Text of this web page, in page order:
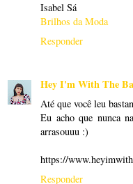
Isabel Sá
Brilhos da Moda
Responder
Hey I'm With The
Até que você leu
Eu acho que nunca
arrasouuu :)
https://
Responder